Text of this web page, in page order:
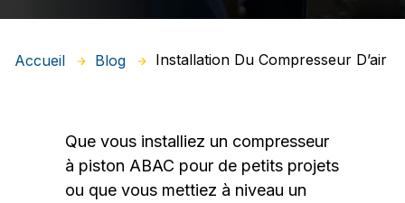
Accueil Blog Installation Du Compresseur D’air
Que vous installiez un compresseur
à piston ABAC pour de petits projets
ou que vous mettiez à niveau un